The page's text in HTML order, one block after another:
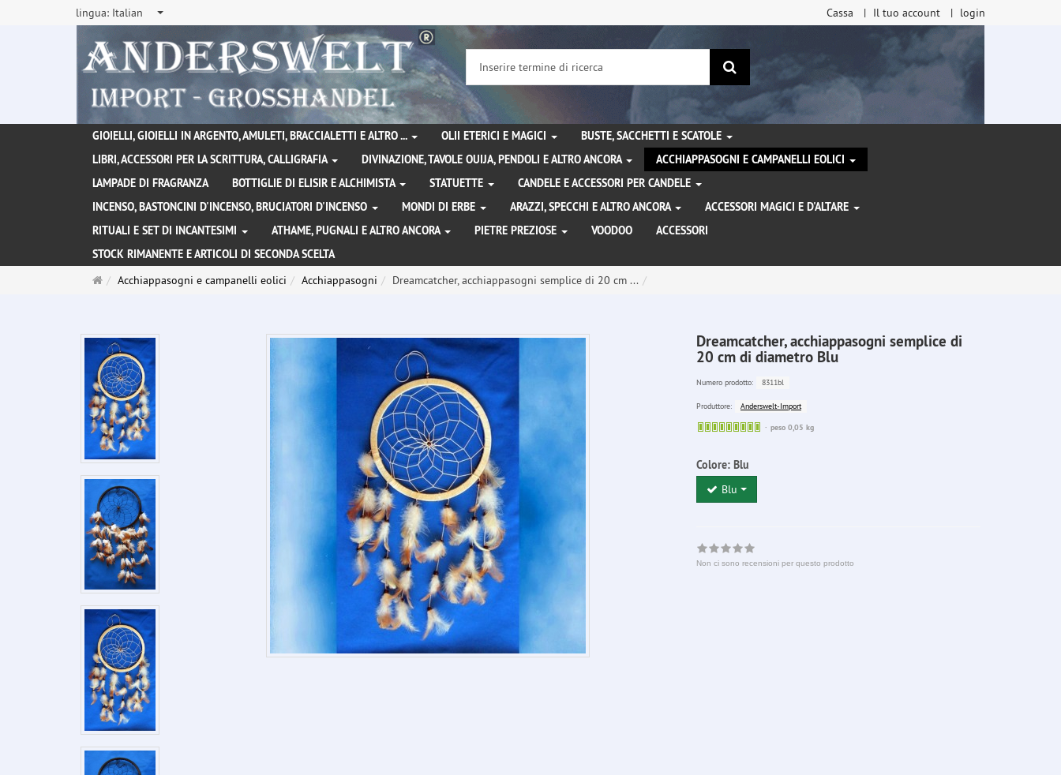
lingua: Italian Cassa Il tuo account login
ricerca
GIOIELLI, GIOIELLI IN ARGENTO, AMULETI, BRACCIALETTI E ALTRO ... OLII ETERICI E MAGICI
BUSTE, SACCHETTI E SCATOLE
LIBRI, ACCESSORI PER LA SCRITTURA, CALLIGRAFIA
DIVINAZIONE, TAVOLE OUIJA, PENDOLI E ALTRO ANCORA
ACCHIAPPASOGNI E CAMPANELLI EOLICI
LAMPADE DI FRAGRANZA
BOTTIGLIE DI ELISIR E ALCHIMISTA STATUETTE
CANDELE E ACCESSORI PER CANDELE
INCENSO, BASTONCINI D'INCENSO, BRUCIATORI D'INCENSO
MONDI DI ERBE ARAZZI, SPECCHI E ALTRO ANCORA
ACCESSORI MAGICI E D'ALTARE
RITUALI E SET DI INCANTESIMI
ATHAME, PUGNALI E ALTRO ANCORA PIETRE PREZIOSE VOODOO
ACCESSORI
STOCK RIMANENTE E ARTICOLI DI SECONDA SCELTA
PaginaAcchiappasogni e campanelli eolici Acchiappasogni Dreamcatcher, acchiappasogni semplice di 20 cm ...
Dreamcatcher, acchiappasogni semplice di
20 cm di diametro Blu
Numero prodotto: 8311bl
Produttore:
Anderswelt-Import
Sofort
peso 0,05 kg
Colore: Blu
Blu
Non ci sono recensioni per questo prodotto